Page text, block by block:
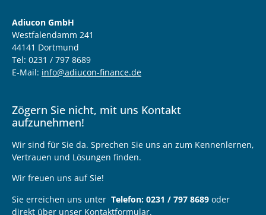
Adiucon GmbH
Westfalendamm 241
44141 Dortmund
Tel: 0231 / 797 8689
E-Mail: info@adiucon-finance.de
Zögern Sie nicht, mit uns Kontakt
aufzunehmen!
Wir sind für Sie da. Sprechen Sie uns an zum Kennenlernen,
Vertrauen und Lösungen finden.
Wir freuen uns auf Sie!
Sie erreichen uns unter Telefon: 0231 / 797 8689 oder
direkt über unser Kontaktformular.